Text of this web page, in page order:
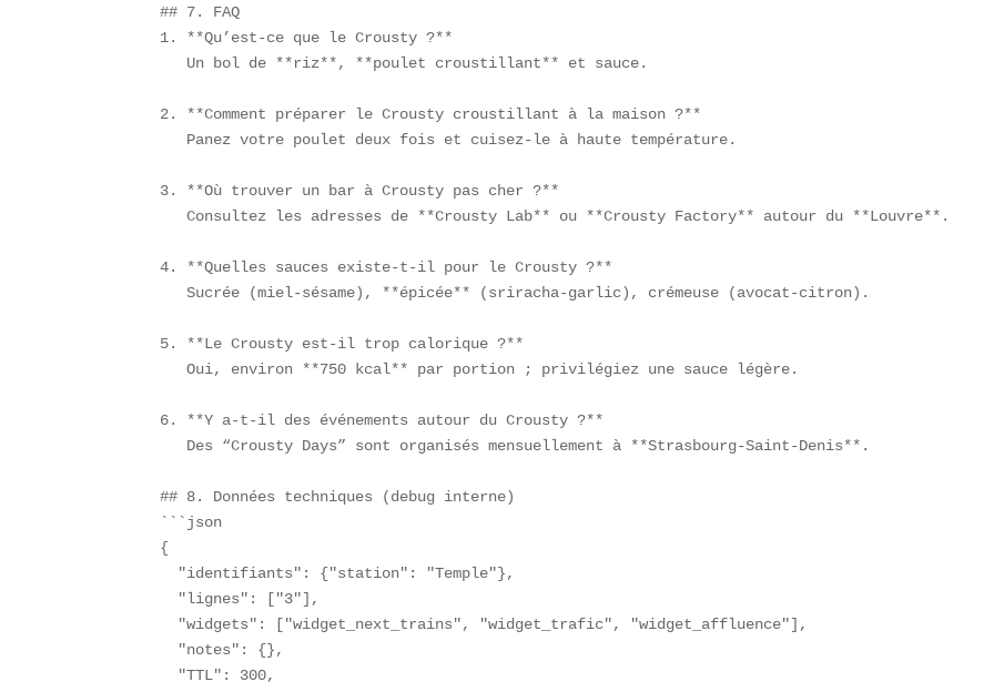
## 7. FAQ
1. **Qu’est-ce que le Crousty ?**
   Un bol de **riz**, **poulet croustillant** et sauce.
2. **Comment préparer le Crousty croustillant à la maison ?**
   Panez votre poulet deux fois et cuisez-le à haute température.
3. **Où trouver un bar à Crousty pas cher ?**
   Consultez les adresses de **Crousty Lab** ou **Crousty Factory** autour du **Louvre**.
4. **Quelles sauces existe-t-il pour le Crousty ?**
   Sucrée (miel-sésame), **épicée** (sriracha-garlic), crémeuse (avocat-citron).
5. **Le Crousty est-il trop calorique ?**
   Oui, environ **750 kcal** par portion ; privilégiez une sauce légère.
6. **Y a-t-il des événements autour du Crousty ?**
   Des “Crousty Days” sont organisés mensuellement à **Strasbourg-Saint-Denis**.
## 8. Données techniques (debug interne)
```json
{
  "identifiants": {"station": "Temple"},
  "lignes": ["3"],
  "widgets": ["widget_next_trains", "widget_trafic", "widget_affluence"],
  "notes": {},
  "TTL": 300,